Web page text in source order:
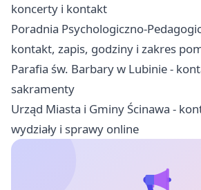
koncerty i kontakt
Poradnia Psychologiczno-
kontakt, zapis, godziny i zakres
Parafia św. Barbary w Lubinie -
sakramenty
Urząd Miasta i Gminy Ścinawa -
wydziały i sprawy online